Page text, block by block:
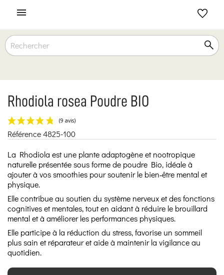

Rhodiola rosea Poudre BIO
(9 avis)
Référence4825-100
La Rhodiola est une plante adaptogène et nootropique
naturelle présentée sous forme de poudre Bio, idéale à
ajouter à vos smoothies pour soutenir le bien‑être mental et
physique.
Elle contribue au soutien du système nerveux et des fonctions
cognitives et mentales, tout en aidant à réduire le brouillard
mental et à améliorer les performances physiques.
Elle participe à la réduction du stress, favorise un sommeil
plus sain et réparateur et aide à maintenir la vigilance au
quotidien.